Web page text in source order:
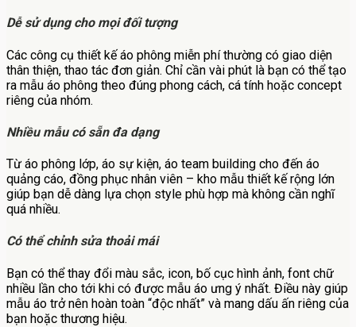
Dễ sử dụng cho mọi đối tượng
Các công cụ thiết kế áo phông miễn phí thường có giao diện
thân thiện, thao tác đơn giản. Chỉ cần vài phút là bạn có thể tạo
ra mẫu áo phông theo đúng phong cách, cá tính hoặc concept
riêng của nhóm.
Nhiều mẫu có sẵn đa dạng
Từ áo phông lớp, áo sự kiện, áo team building cho đến áo
quảng cáo, đồng phục nhân viên – kho mẫu thiết kế rộng lớn
giúp bạn dễ dàng lựa chọn style phù hợp mà không cần nghĩ
quá nhiều.
Có thể chỉnh sửa thoải mái
Bạn có thể thay đổi màu sắc, icon, bố cục hình ảnh, font chữ
nhiều lần cho tới khi có được mẫu áo ưng ý nhất. Điều này giúp
mẫu áo trở nên hoàn toàn “độc nhất” và mang dấu ấn riêng của
bạn hoặc thương hiệu.